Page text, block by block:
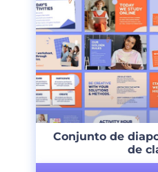
Conjunto de
de